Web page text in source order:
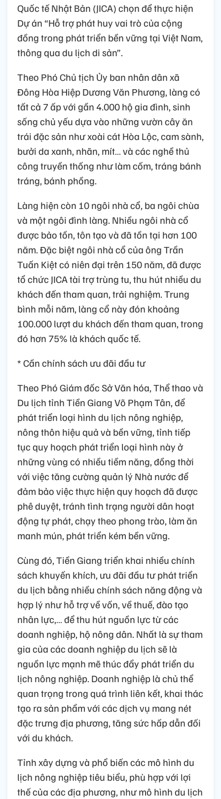
Quốc tế Nhật Bản (JICA) chọn để thực hiện
Dự án “Hỗ trợ phát huy vai trò của cộng
đồng trong phát triển bền vững tại Việt Nam,
thông qua du lịch di sản”.
Theo Phó Chủ tịch Ủy ban nhân dân xã
Đông Hòa Hiệp Dương Văn Phương, làng có
tất cả 7 ấp với gần 4.000 hộ gia đình, sinh
sống chủ yếu dựa vào những vườn cây ăn
trái đặc sản như xoài cát Hòa Lộc, cam sành,
bưởi da xanh, nhãn, mít… và các nghề thủ
công truyền thống như làm cốm, tráng bánh
tráng, bánh phồng.
Làng hiện còn 10 ngôi nhà cổ, ba ngôi chùa
và một ngôi đình làng. Nhiều ngôi nhà cổ
được bảo tồn, tôn tạo và đã tồn tại hơn 100
năm. Đặc biệt ngôi nhà cổ của ông Trần
Tuấn Kiệt có niên đại trên 150 năm, đã được
tổ chức JICA tài trợ trùng tu, thu hút nhiều du
khách đến tham quan, trải nghiệm. Trung
bình mỗi năm, làng cổ này đón khoảng
100.000 lượt du khách đến tham quan, trong
đó hơn 75% là khách quốc tế.
* Cần chính sách ưu đãi đầu tư
Theo Phó Giám đốc Sở Văn hóa, Thể thao và
Du lịch tỉnh Tiền Giang Võ Phạm Tân, để
phát triển loại hình du lịch nông nghiệp,
nông thôn hiệu quả và bền vững, tỉnh tiếp
tục quy hoạch phát triển loại hình này ở
những vùng có nhiều tiềm năng, đồng thời
với việc tăng cường quản lý Nhà nước để
đảm bảo việc thực hiện quy hoạch đã được
phê duyệt, tránh tình trạng người dân hoạt
động tự phát, chạy theo phong trào, làm ăn
manh mún, phát triển kém bền vững.
Cùng đó, Tiền Giang triển khai nhiều chính
sách khuyến khích, ưu đãi đầu tư phát triển
du lịch bằng nhiều chính sách năng động và
hợp lý như hỗ trợ về vốn, về thuế, đào tạo
nhân lực,… để thu hút nguồn lực từ các
doanh nghiệp, hộ nông dân. Nhất là sự tham
gia của các doanh nghiệp du lịch sẽ là
nguồn lực mạnh mẽ thúc đẩy phát triển du
lịch nông nghiệp. Doanh nghiệp là chủ thể
quan trọng trong quá trình liên kết, khai thác
tạo ra sản phẩm với các dịch vụ mang nét
đặc trưng địa phương, tăng sức hấp dẫn đối
với du khách.
Tỉnh xây dựng và phổ biến các mô hình du
lịch nông nghiệp tiêu biểu, phù hợp với lợi
thế của các địa phương, như mô hình du lịch